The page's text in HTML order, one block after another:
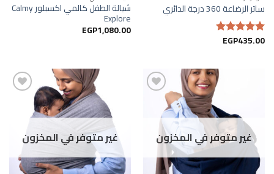
ساتر الرضاعة 360 درجة الدائري
تم التقييم
EGP435.00
شيالة الطفل كالمي اكسبلور Calmy
Explore
EGP1,080.00
إضافة
قائمة
الرغبات
غير متوفر في المخزون قائمة
الرغبات
غير متوفر في المخزون